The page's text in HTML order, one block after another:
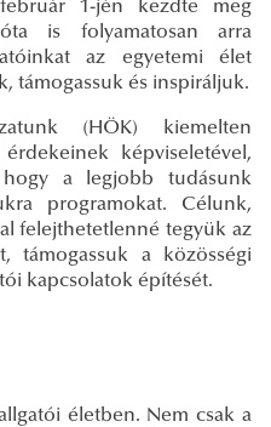
1-jén kezdte meg
is folyamatosan arra
az egyetemi élet
támogassuk és inspiráljuk.
(HÖK) kiemelten
képviseletével,
a legjobb tudásunk
programokat. Célunk,
felejthetetlenné tegyük az
támogassuk a közösségi
kapcsolatok építését.
életben. Nem csak a